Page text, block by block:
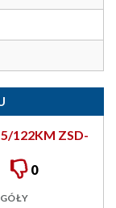
122KM ZSD-
0